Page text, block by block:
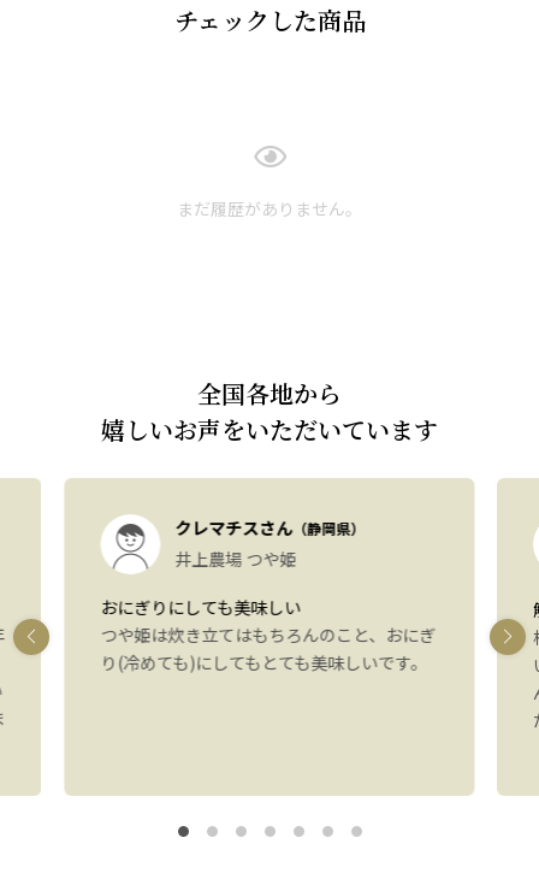
チェックした商品
まだ履歴がありません。
全国各地から
嬉しいお声をいただいています
クレマチスさん（静岡県）
井上農場 つや姫
おにぎりにしても美味しい
つや姫は炊き立てはもちろんのこと、おにぎ
り(冷めても)にしてもとても美味しいです。